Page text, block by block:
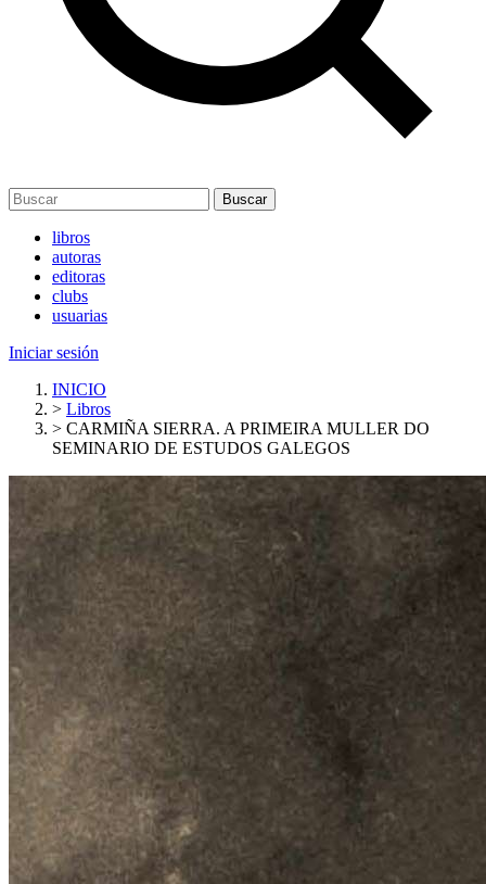
Buscar
libros
autoras
editoras
clubs
usuarias
Iniciar sesión
INICIO
> Libros
> CARMIÑA SIERRA. A PRIMEIRA MULLER DO
SEMINARIO DE ESTUDOS GALEGOS